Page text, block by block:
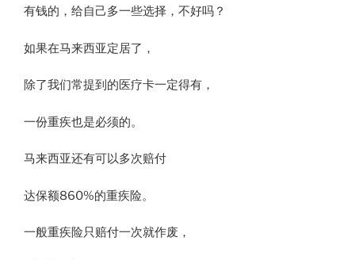
有钱的，给自己多一些选择，不好吗？
如果在马来西亚定居了，
除了我们常提到的医疗卡一定得有，
一份重疾也是必须的。
马来西亚还有可以多次赔付
达保额860%的重疾险。
一般重疾险只赔付一次就作废，